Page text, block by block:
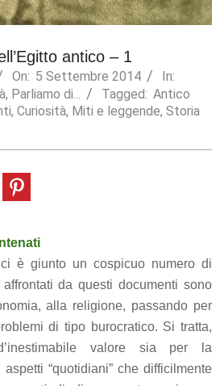
antico – 1
On: 5 Settembre 2014
In:
, Parliamo di... Tagged: Antico
, Curiosità, Miti e leggende, Storia
ci è giunto un cospicuo numero di
affrontati da questi documenti sono
alla religione, passando per
di tipo burocratico. Si tratta,
valore sia per la
“quotidiani” che difficilmente